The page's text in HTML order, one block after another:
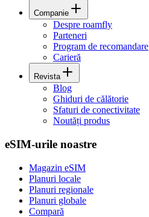
Companie
Despre roamfly
Parteneri
Program de recomandare
Carieră
Revista
Blog
Ghiduri de călătorie
Sfaturi de conectivitate
Noutăți produs
eSIM-urile noastre
Magazin eSIM
Planuri locale
Planuri regionale
Planuri globale
Compară